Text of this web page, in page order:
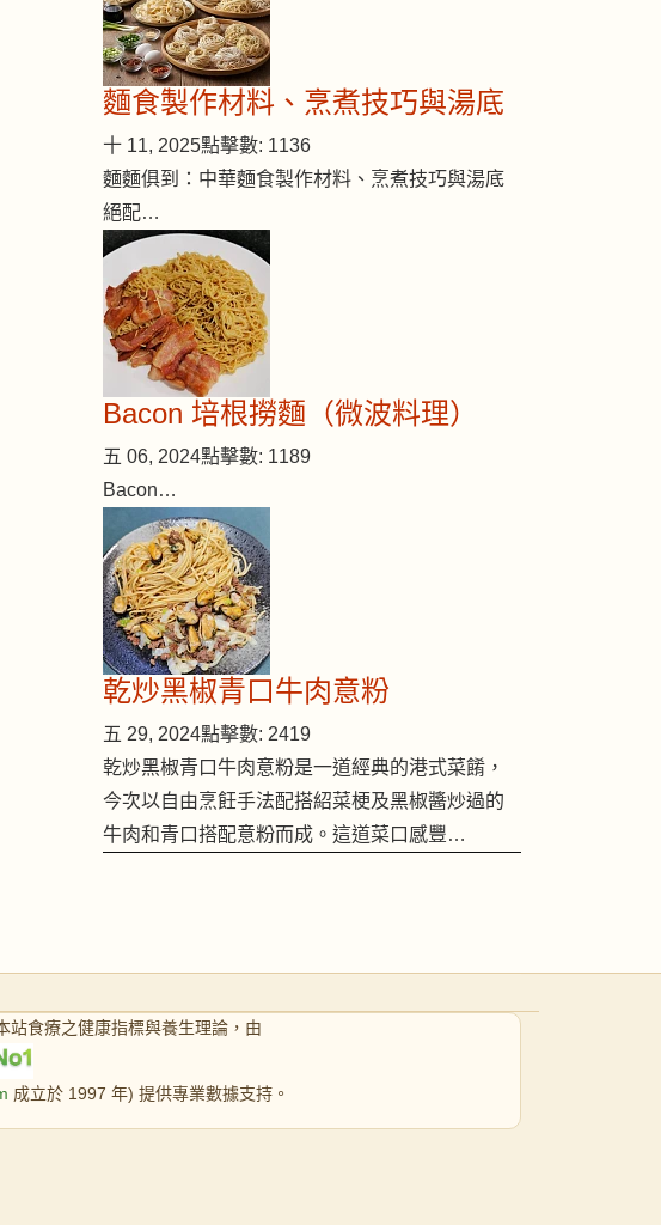
麵食製作材料、烹煮技巧與湯底
十 11, 2025點擊數: 1136
麵麵俱到：中華麵食製作材料、烹煮技巧與湯底
絕配…
Bacon 培根撈麵（微波料理）
五 06, 2024點擊數: 1189
Bacon…
乾炒黑椒青口牛肉意粉
五 29, 2024點擊數: 2419
乾炒黑椒青口牛肉意粉是一道經典的港式菜餚，
今次以自由烹飪手法配搭紹菜梗及黑椒醬炒過的
牛肉和青口搭配意粉而成。這道菜口感豐…
站食療之健康指標與養生理論，由
成立於 1997 年) 提供專業數據支持。